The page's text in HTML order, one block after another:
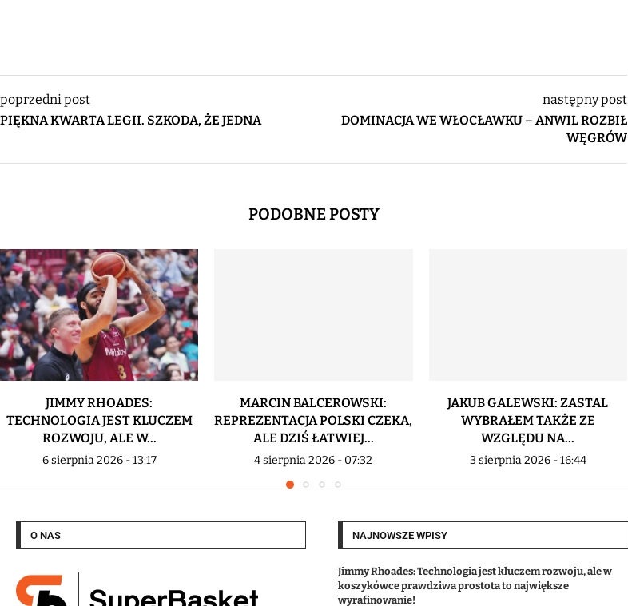
poprzedni post
PIĘKNA KWARTA LEGII. SZKODA, ŻE JEDNA
następny post
DOMINACJA WE WŁOCŁAWKU – ANWIL ROZBIŁ
WĘGRÓW
PODOBNE POSTY
JIMMY RHOADES:
TECHNOLOGIA JEST KLUCZEM
ROZWOJU, ALE W...
6 sierpnia 2026 - 13:17
MARCIN BALCEROWSKI:
REPREZENTACJA POLSKI CZEKA,
ALE DZIŚ ŁATWIEJ...
4 sierpnia 2026 - 07:32
JAKUB GALEWSKI: ZASTAL
WYBRAŁEM TAKŻE ZE
WZGLĘDU NA...
3 sierpnia 2026 - 16:44
O NAS NAJNOWSZE WPISY
Jimmy Rhoades: Technologia jest kluczem rozwoju, ale w
koszykówce prawdziwa prostota to największe
wyrafinowanie!